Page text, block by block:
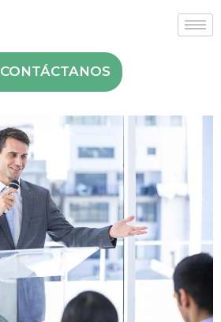
CONTÁCTANOS